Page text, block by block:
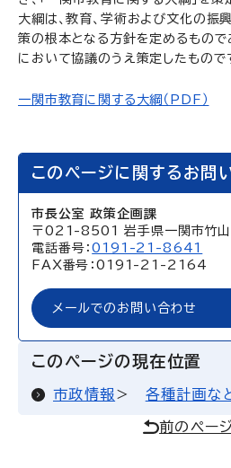
大綱は、教育、学術および文化の振
策の根本となる方針を定めるもので
において協議のうえ策定したもので
一関市教育に関する大綱（PDF）
このページに関するお問
市長公室 政策企画課
〒021-8501 岩手県一関市竹
電話番号：0191-21-8641
FAX番号：0191-21-2164
メールでのお問い合わせ
このページの現在位置
市政情報 各種計画な
前のペー